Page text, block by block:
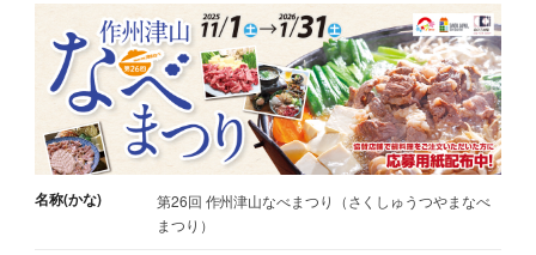
名称(かな)
第26回 作州津山なべまつり（さくしゅうつやまなべ
まつり）